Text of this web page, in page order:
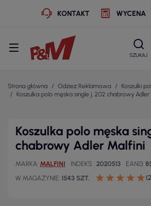
KONTAKT WYCENA
SZUKAJ
Strona główna Odzież Reklamowa Koszulki
Koszulka polo męska single j. 202 chabrowy Adler
Koszulka polo męska
chabrowy Adler Malfini
MARKA MALFINI INDEKS 2020513 EAN13
W MAGAZYNIE 1543 SZT.